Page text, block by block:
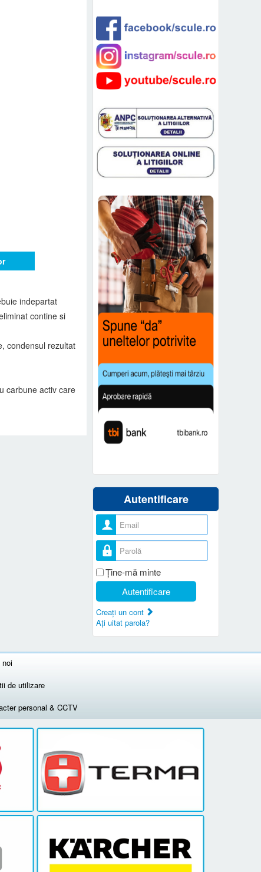
indepartat
contine si
condensul rezultat
carbune activ care
Autentificare
Nume utilizator
Parolă
Ţine-mă minte
Autentificare
Creaţi un cont
Aţi uitat parola?
noi
de utilizare
personal & CCTV